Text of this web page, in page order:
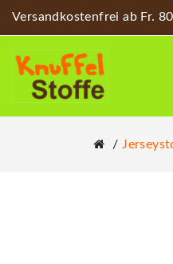
Versandkostenfrei ab Fr.